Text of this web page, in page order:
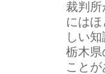
裁判
には
しい
栃木県
こと